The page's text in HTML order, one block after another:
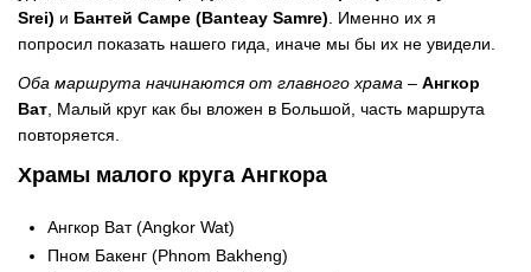
Srei) и Бантей Самре (Banteay Samre). Именно их я
попросил показать нашего гида, иначе мы бы их не увидели.
Оба маршрута начинаются от главного храма – Ангкор
Ват, Малый круг как бы вложен в Большой, часть маршрута
повторяется.
Храмы малого круга Ангкора
Ангкор Ват (Angkor Wat)
Пном Бакенг (Phnom Bakheng)